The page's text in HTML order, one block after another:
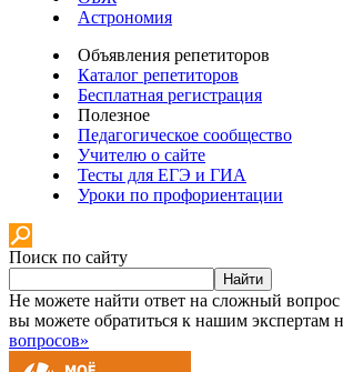
Астрономия
Объявления репетиторов
Каталог репетиторов
Бесплатная регистрация
Полезное
Педагогическое сообщество
Учителю о сайте
Тесты для ЕГЭ и ГИА
Уроки по профориентации
Поиск по сайту
Найти
Не можете найти ответ на сложный
вы можете обратиться к нашим экспертам
вопросов»